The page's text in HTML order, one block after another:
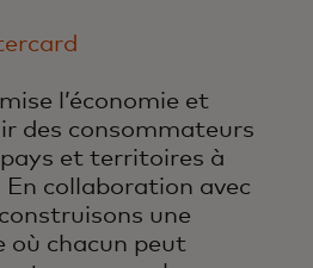
l’économie et
des consommateurs
et territoires à
collaboration avec
une
où chacun peut